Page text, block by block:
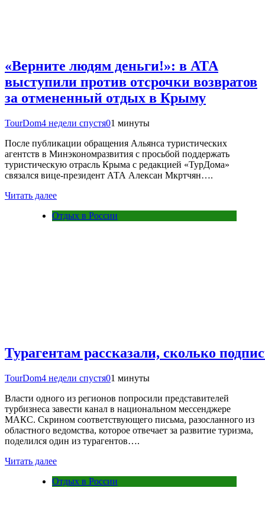
«Верните людям деньги!»: в АТА
выступили против отсрочки возвратов
за отмененный отдых в Крыму
TourDom4 недели спустя01 минуты
После публикации обращения Альянса туристических
агентств в Минэкономразвития с просьбой поддержать
туристическую отрасль Крыма с редакцией «ТурДома»
связался вице-президент АТА Алексан Мкртчян….
Читать далее
Отдых в России
Турагентам рассказали, сколько
TourDom4 недели спустя01 минуты
Власти одного из регионов попросили представителей
турбизнеса завести канал в национальном мессенджере
MAКС. Скрином соответствующего письма, разосланного из
областного ведомства, которое отвечает за развитие туризма,
поделился один из турагентов….
Читать далее
Отдых в России